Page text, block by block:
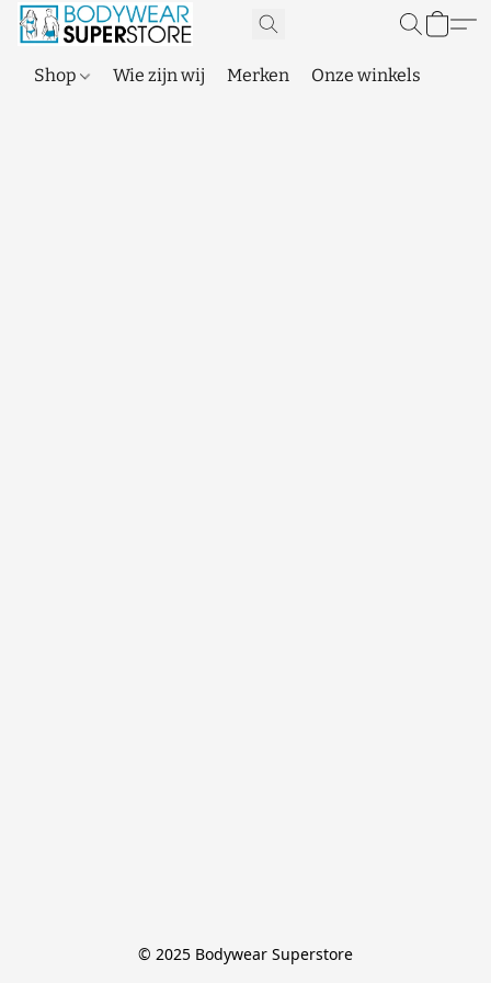
Shop Wie zijn wij Merken Onze winkels
© 2025 Bodywear Superstore